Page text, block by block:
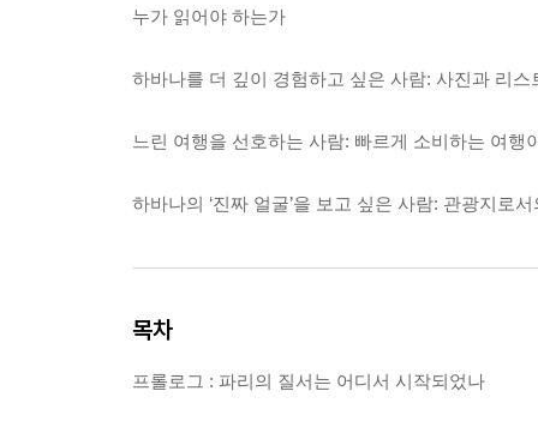
누가 읽어야 하는가
하바나를 더 깊이 경험하고 싶은 사람: 사진과 리
느린 여행을 선호하는 사람: 빠르게 소비하는 여
하바나의 ‘진짜 얼굴’을 보고 싶은 사람: 관광지로
목차
프롤로그 : 파리의 질서는 어디서 시작되었나